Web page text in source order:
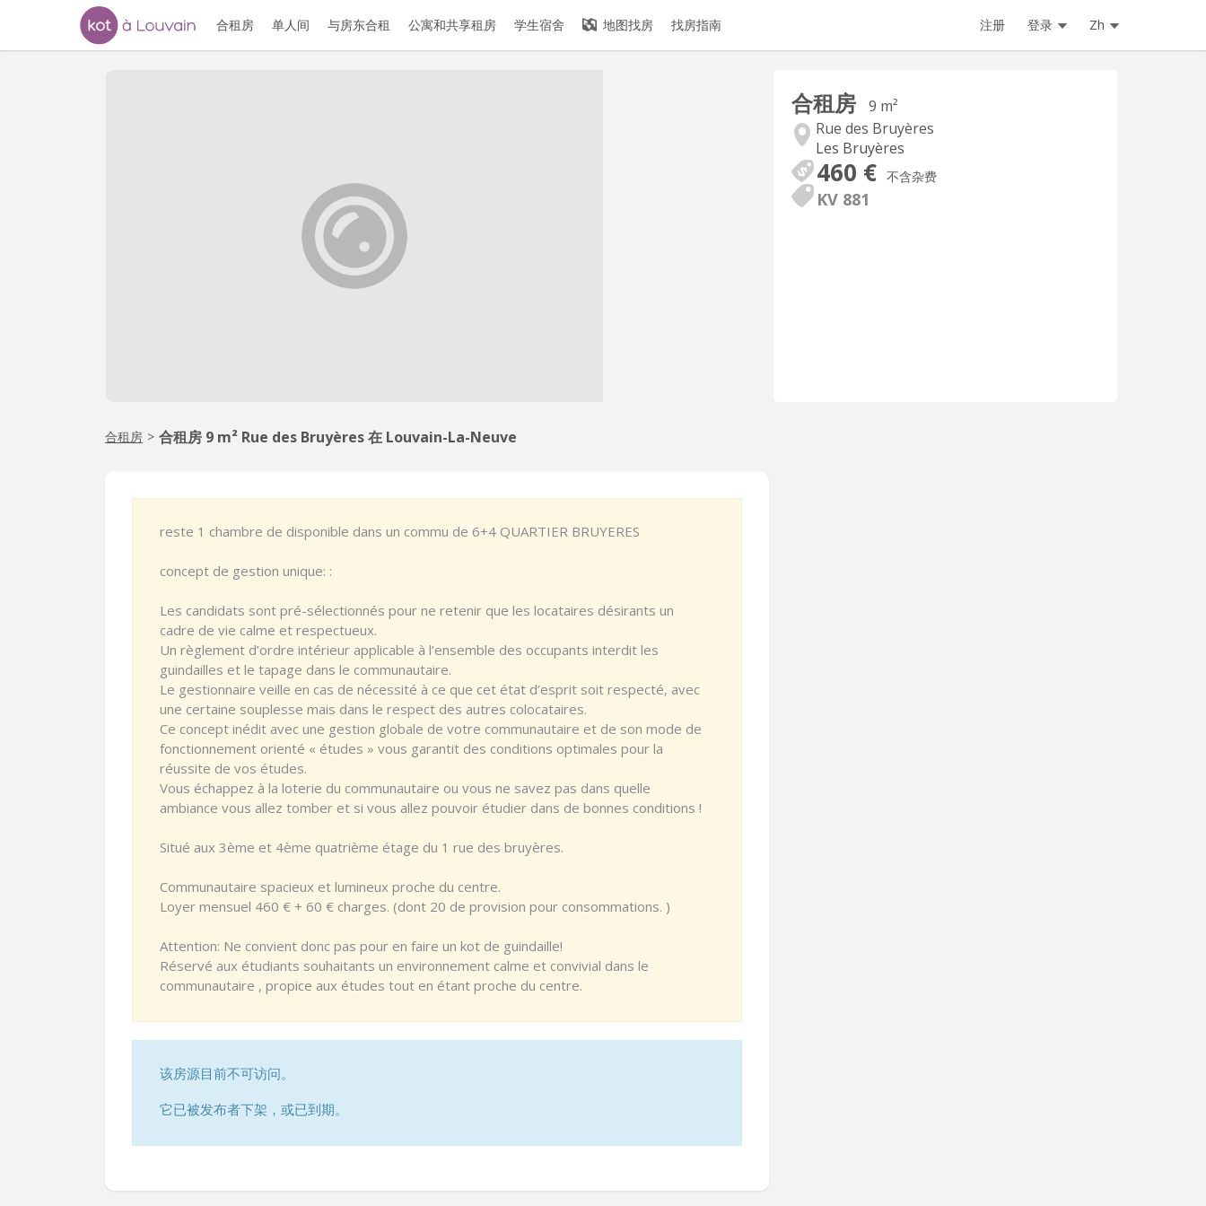
合租房 单人间 与房东合租 公寓和共享租房 学生宿舍 地图找房 找房指南 注册 登录 Zh
合租房
9 m²
Rue des Bruyères
Les Bruyères
460 € 不含杂费
KV 881
合租房 > 合租房 9 m² Rue des Bruyères 在 Louvain-La-Neuve
reste 1 chambre de disponible dans un commu de 6+4 QUARTIER BRUYERES
concept de gestion unique: :
Les candidats sont pré-sélectionnés pour ne retenir que les locataires désirants un
cadre de vie calme et respectueux.
Un règlement d’ordre intérieur applicable à l’ensemble des occupants interdit les
guindailles et le tapage dans le communautaire.
Le gestionnaire veille en cas de nécessité à ce que cet état d’esprit soit respecté, avec
une certaine souplesse mais dans le respect des autres colocataires.
Ce concept inédit avec une gestion globale de votre communautaire et de son mode de
fonctionnement orienté « études » vous garantit des conditions optimales pour la
réussite de vos études.
Vous échappez à la loterie du communautaire ou vous ne savez pas dans quelle
ambiance vous allez tomber et si vous allez pouvoir étudier dans de bonnes conditions !
Situé aux 3ème et 4ème quatrième étage du 1 rue des bruyères.
Communautaire spacieux et lumineux proche du centre.
Loyer mensuel 460 € + 60 € charges. (dont 20 de provision pour consommations. )
Attention: Ne convient donc pas pour en faire un kot de guindaille!
Réservé aux étudiants souhaitants un environnement calme et convivial dans le
communautaire , propice aux études tout en étant proche du centre.
该房源目前不可访问。
它已被发布者下架，或已到期。